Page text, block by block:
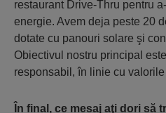
restaurant Drive-Thru pentru
energie. Avem deja peste 20
dotate cu panouri solare şi
Obiectivul nostru principal
responsabil, în linie cu
În final, ce mesaj aţi dori să